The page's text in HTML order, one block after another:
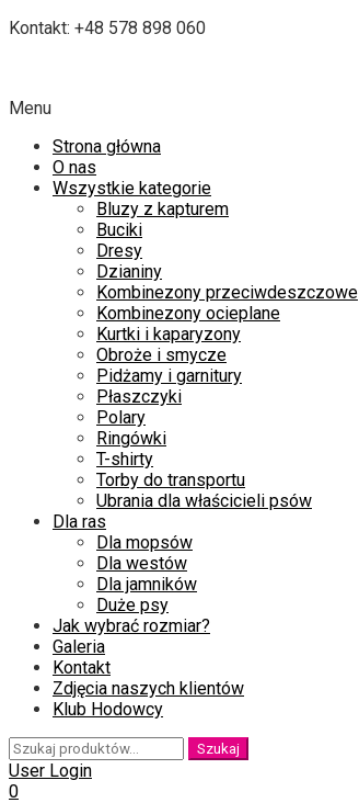
Kontakt: +48 578 898 060
Menu
Strona główna
O nas
Wszystkie kategorie
Bluzy z kapturem
Buciki
Dresy
Dzianiny
Kombinezony przeciwdeszczowe
Kombinezony ocieplane
Kurtki i kaparyzony
Obroże i smycze
Pidżamy i garnitury
Płaszczyki
Polary
Ringówki
T-shirty
Torby do transportu
Ubrania dla właścicieli psów
Dla ras
Dla mopsów
Dla westów
Dla jamników
Duże psy
Jak wybrać rozmiar?
Galeria
Kontakt
Zdjęcia naszych klientów
Klub Hodowcy
Szukaj:
Szukaj
User Login
0